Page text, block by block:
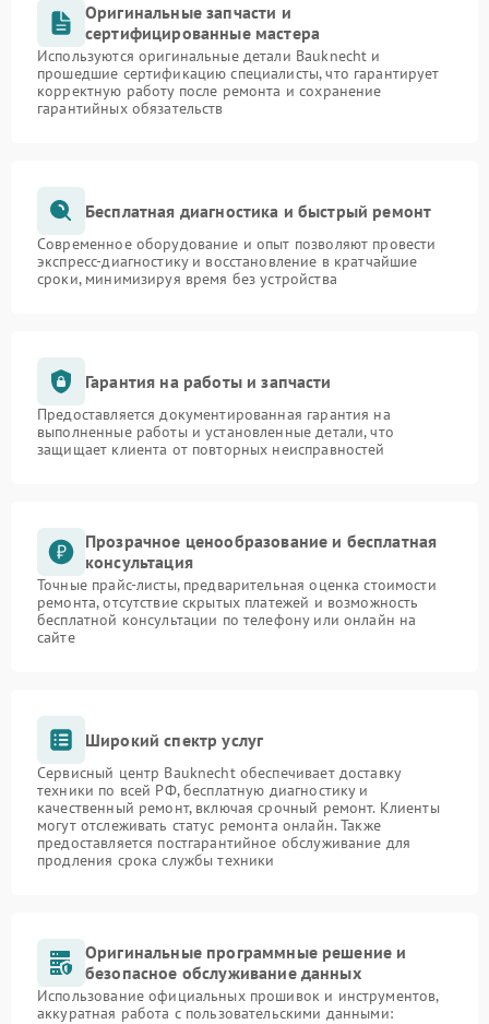
Оригинальные запчасти и
сертифицированные мастера
Используются оригинальные детали Bauknecht и
прошедшие сертификацию специалисты, что гарантирует
корректную работу после ремонта и сохранение
гарантийных обязательств
Бесплатная диагностика и быстрый ремонт
Современное оборудование и опыт позволяют провести
экспресс-диагностику и восстановление в кратчайшие
сроки, минимизируя время без устройства
Гарантия на работы и запчасти
Предоставляется документированная гарантия на
выполненные работы и установленные детали, что
защищает клиента от повторных неисправностей
Прозрачное ценообразование и бесплатная
консультация
Точные прайс-листы, предварительная оценка стоимости
ремонта, отсутствие скрытых платежей и возможность
бесплатной консультации по телефону или онлайн на
сайте
Широкий спектр услуг
Сервисный центр Bauknecht обеспечивает доставку
техники по всей РФ, бесплатную диагностику и
качественный ремонт, включая срочный ремонт. Клиенты
могут отслеживать статус ремонта онлайн. Также
предоставляется постгарантийное обслуживание для
продления срока службы техники
Оригинальные программные решение и
безопасное обслуживание данных
Использование официальных прошивок и инструментов,
аккуратная работа с пользовательскими данными: